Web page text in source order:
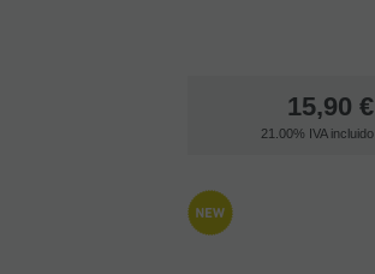
15,90 €
21.00% IVA incluido